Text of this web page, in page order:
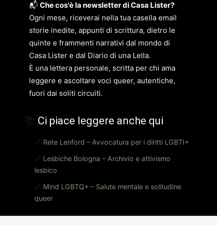
📬 Che cos'è la newsletter di Casa Lister?
Ogni mese, riceverai nella tua casella email
storie inedite, appunti di scrittura, dietro le
quinte e frammenti narrativi dal mondo di
Casa Lister e dal Diario di una Lella.
È una lettera personale, scritta per chi ama
leggere e ascoltare voci queer, autentiche,
fuori dai soliti circuiti.
Ci piace leggere anche qui
🔗 Rete Lenford – Avvocatura per i diritti LGBTI+
🔗 Lesbiche Bologna – Archivio e attivismo
lesbico
🔗 Mind LGBTQ+ – Salute mentale e solitudine
queer